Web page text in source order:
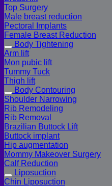
Top Surgery
Male breast reduction
Pectoral Implants
Female Breast Reduction
Body Tightening
Arm lift
Mon pubic lift
Tummy Tuck
Thigh lift
Body Contouring
Shoulder Narrowing
Rib Remodeling
Rib Removal
Brazilian Buttock Lift
Buttock implant
Hip augmentation
Mommy Makeover Surgery
Calf Reduction
Liposuction
Chin Liposuction